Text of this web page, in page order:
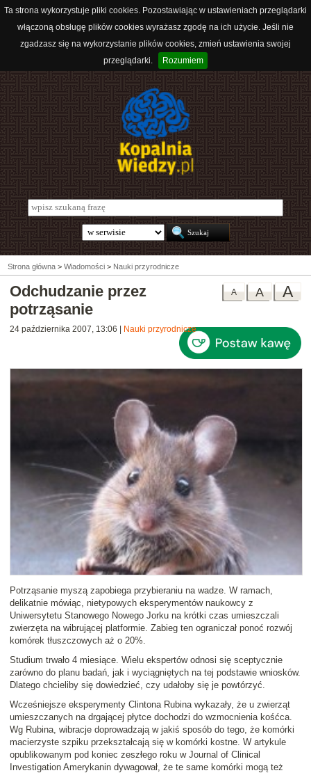
Ta strona wykorzystuje pliki cookies. Pozostawiając w ustawieniach przeglądarki
włączoną obsługę plików cookies wyrażasz zgodę na ich użycie. Jeśli nie
zgadzasz się na wykorzystanie plików cookies, zmień ustawienia swojej
przeglądarki.
Rozumiem
Strona główna > Wiadomości > Nauki przyrodnicze
A
A
A
Odchudzanie przez
potrząsanie
24 października 2007, 13:06 Nauki przyrodnicze
Potrząsanie myszą zapobiega przybieraniu na wadze . W ramach,
delikatnie mówiąc, nietypowych eksperymentów naukowcy z
Uniwersytetu Stanowego Nowego Jorku na krótki czas umieszczali
zwierzęta na wibrującej platformie. Zabieg ten ograniczał ponoć rozwój
komórek tłuszczowych aż o 20%.
Studium trwało 4 miesiące. Wielu ekspertów odnosi się sceptycznie
zarówno do planu badań, jak i wyciągniętych na tej podstawie wniosków.
Dlatego chcieliby się dowiedzieć, czy udałoby się je powtórzyć.
Wcześniejsze eksperymenty Clintona Rubina wykazały, że u zwierząt
umieszczanych na drgającej płytce dochodzi do wzmocnienia kośćca.
Wg Rubina, wibracje doprowadzają w jakiś sposób do tego, że komórki
macierzyste szpiku przekształcają się w komórki kostne. W artykule
opublikowanym pod koniec zeszłego roku w Journal of Clinical
Investigation Amerykanin dywagował, że te same komórki mogą też